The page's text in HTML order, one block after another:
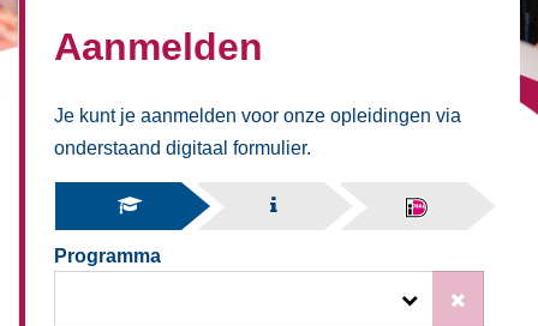
Aanmelden
Je kunt je aanmelden voor onze opleidingen via
onderstaand digitaal formulier.
Programma